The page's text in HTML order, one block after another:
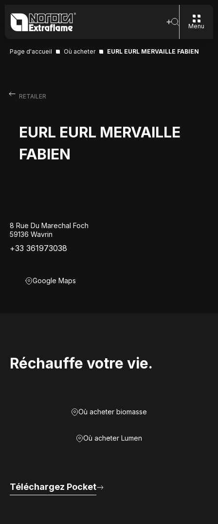
Menu
Page d'accueil Où acheter EURL EURL MERVAILLE FABIEN
RETAILER
EURL EURL MERVAILLE
FABIEN
8 Rue Du Marechal Foch
59136 Wavrin
+33 361973038
Google Maps
Réchauffe votre vie.
Où acheter biomasse
Où acheter Lumen
Téléchargez Pocket